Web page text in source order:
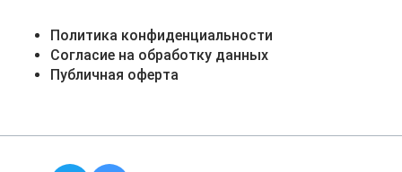
Политика конфиденциальности
Согласие на обработку данных
Публичная оферта